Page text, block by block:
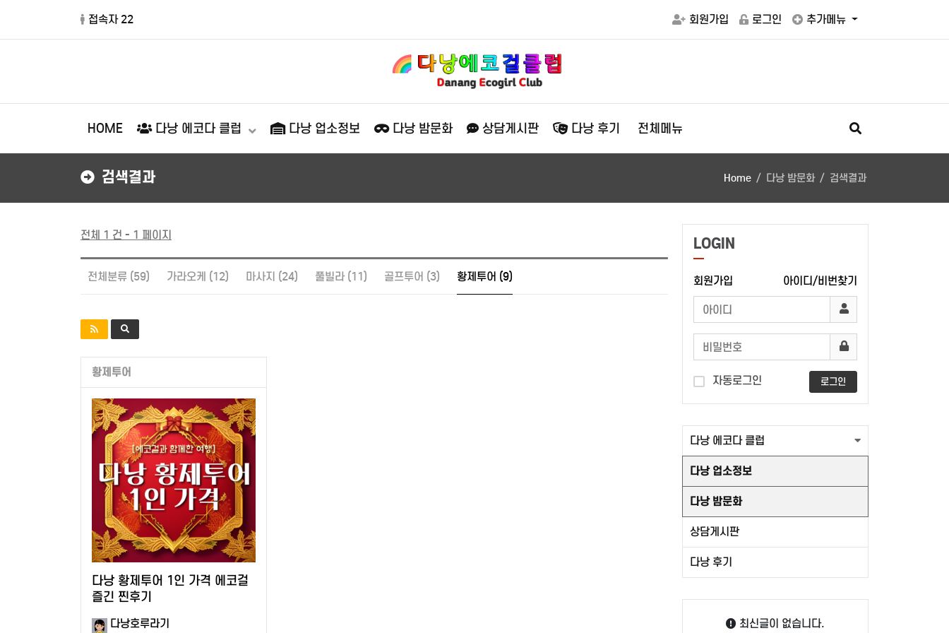
접속자 22 회원가입 로그인 추가메뉴
HOME 다낭 에코다 클럽 다낭 업소정보 다낭 밤문화 상담게시판 다낭 후기 전체메뉴
검색결과 Home 다낭 밤문화 검색결과
전체 1 건 - 1 페이지
전체분류 (59) 가라오케 (12) 마사지 (24) 풀빌라 (11) 골프투어 (3) 황제투어 (9)
황제투어
다낭 황제투어 1인 가격 에코걸
즐긴 찐후기
다낭호루라기
LOGIN
회원가입 아이디/비번찾기
자동로그인 로그인
다낭 에코다 클럽
다낭 업소정보
다낭 밤문화
상담게시판
다낭 후기
최신글이 없습니다.